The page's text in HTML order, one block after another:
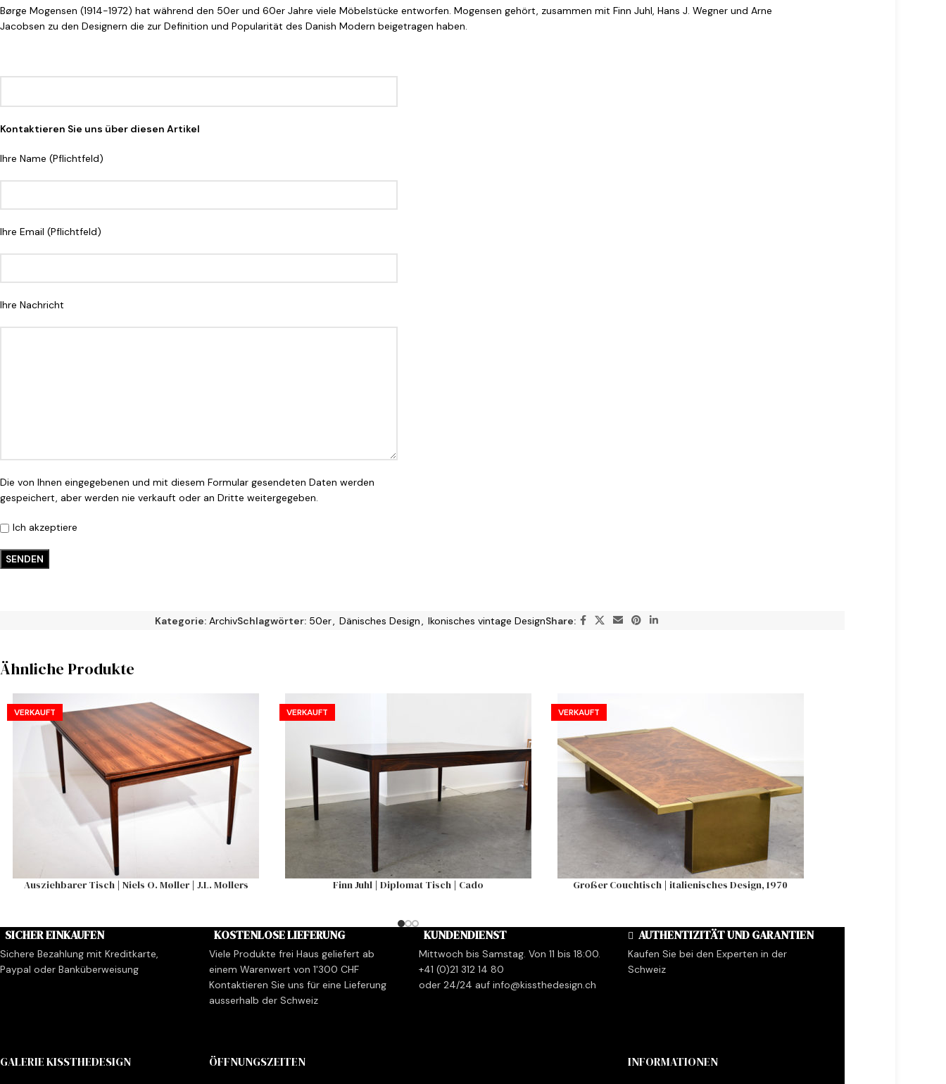
Børge Mogensen (1914-1972) hat während den 50er und 60er Jahre viele Möbelstücke entworfen. Mogensen gehört, zusammen mit Finn Juhl, Hans J. Wegner und Arne
Jacobsen zu den Designern die zur Definition und Popularität des Danish Modern beigetragen haben.
Kontaktieren Sie uns über diesen Artikel
Ihre Name (Pflichtfeld)
Ihre Email (Pflichtfeld)
Ihre Nachricht
Die von Ihnen eingegebenen und mit diesem Formular gesendeten Daten werden
gespeichert, aber werden nie verkauft oder an Dritte weitergegeben.
Ich akzeptiere
Kategorie: ArchivSchlagwörter: 50er Dänisches Design Ikonisches vintage DesignShare:
Ähnliche Produkte
VERKAUFT
Ausziehbarer Tisch | Niels O. Møller | J.L. Mollers
VERKAUFT
Finn Juhl | Diplomat Tisch | Cado
VERKAUFT
Großer Couchtisch | italienisches Design, 1970
SICHER EINKAUFEN
Sichere Bezahlung mit Kreditkarte,
Paypal oder Banküberweisung
KOSTENLOSE LIEFERUNG
Viele Produkte frei Haus geliefert ab
einem Warenwert von 1'300 CHF
Kontaktieren Sie uns für eine Lieferung
ausserhalb der Schweiz
KUNDENDIENST
Mittwoch bis Samstag. Von 11 bis 18:00.
+41 (0)21 312 14 80
oder 24/24 auf info@kissthedesign.ch
AUTHENTIZITÄT UND GARANTIEN
Kaufen Sie bei den Experten in der
Schweiz
GALERIE KISSTHEDESIGN ÖFFNUNGSZEITEN INFORMATIONEN